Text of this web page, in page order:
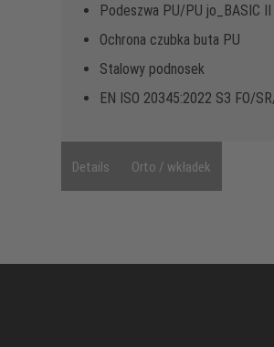
Podeszwa PU/PU jo_BASIC II
Ochrona czubka buta PU
Stalowy podnosek
EN ISO 20345:2022 S3 FO/
Details Orto / wkładek